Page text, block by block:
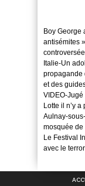
Boy George
antisémites
controversée
Italie-Un
propagande
et des
VIDEO-
Lotte il n’y
Aulnay-
mosquée
Le Festival
avec le